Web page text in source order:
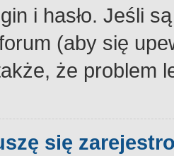
i hasło. Jeśli
(aby się
że problem
się